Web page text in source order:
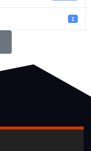
1